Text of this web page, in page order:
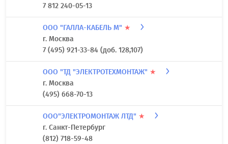
7 812 240-05-13
ООО "ГАЛЛА-КАБЕЛЬ М" ★
г. Москва
7 (495) 921-33-84 (доб. 128,107)
ООО "ТД "ЭЛЕКТРОТЕХМОНТАЖ" ★
г. Москва
(495) 668-70-13
ООО"ЭЛЕКТРОМОНТАЖ ЛТД" ★
г. Санкт-Петербург
(812) 718-59-48